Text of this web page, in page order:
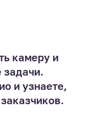
камеру и
задачи.
и узнаете,